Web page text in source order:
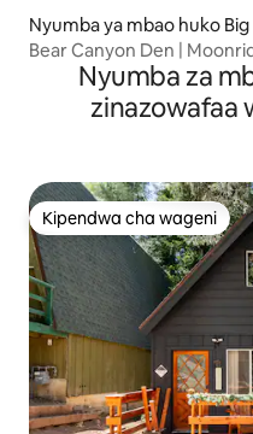
Nyumba ya mbao huko Big
Bear Canyon Den |
Mionekano!
Nyumba za
zinazowafaa
Kipendwa cha wageni
Kipendwa cha wageni